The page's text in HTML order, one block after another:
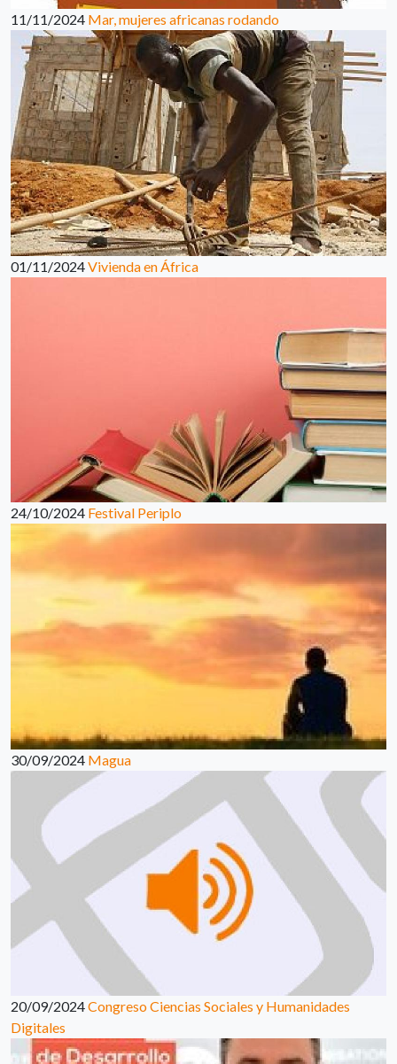
11/11/2024 Mar, mujeres africanas rodando
01/11/2024Vivienda en África
24/10/2024 Festival Periplo
30/09/2024 Magua
20/09/2024Congreso Ciencias Sociales y Humanidades
Digitales